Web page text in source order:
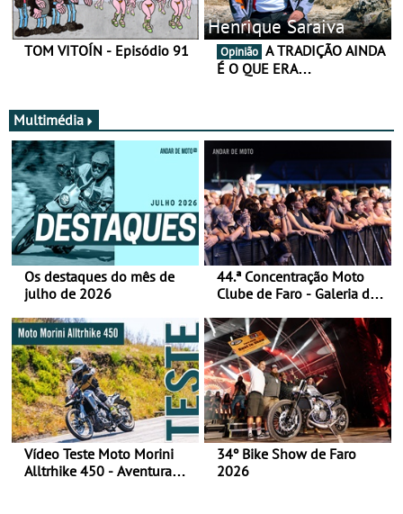
TOM VITOÍN - Episódio 91
Henrique Saraiva
Opinião
É O QUE ERA…
Multimédia
Os destaques do mês de
julho de 2026
44.ª Concentração Moto
Clube de Faro - Galeria de
Vídeo Teste Moto Morini
Alltrhike 450 - Aventura
34º Bike Show de Faro
2026